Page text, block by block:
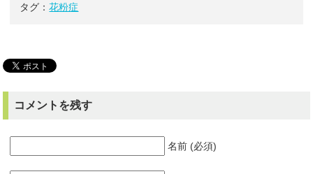
タグ：花粉症
コメントを残す
名前 (必須)